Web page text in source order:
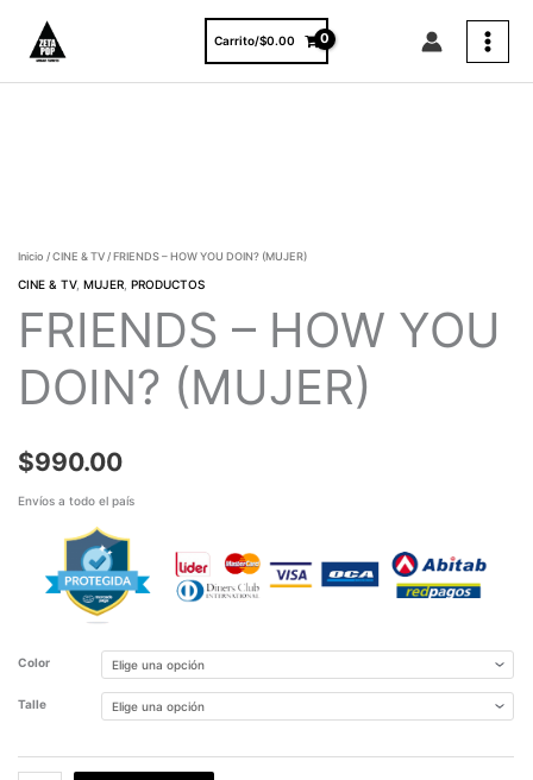
contenido
Carrito/$0.00
Inicio /CINE & TV/ FRIENDS – HOW YOU DOIN? (MUJER)
CINE & TV,MUJER ,PRODUCTOS
FRIENDS – HOW YOU
DOIN? (MUJER)
$990.00
Envíos a todo el país
Color
Talle
(MUJER)